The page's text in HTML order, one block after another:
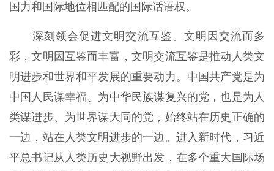
国力和国际地位相匹配的国际话语权。
深刻领会促进文明交流互鉴。文明因交流而多
彩，文明因互鉴而丰富，文明交流互鉴是推动人类文
明进步和世界和平发展的重要动力。中国共产党是为
中国人民谋幸福、为中华民族谋复兴的党，也是为人
类谋进步、为世界谋大同的党，始终站在历史正确的
一边，站在人类文明进步的一边。进入新时代，习近
平总书记从人类历史大视野出发，在多个重大国际场